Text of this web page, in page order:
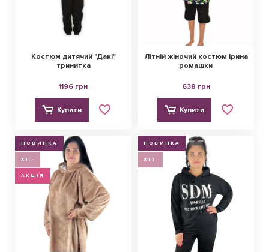
Костюм дитячий "Дакі"
тринитка
1196 грн
Купити
Літній жіночий костюм Ірина
ромашки
638 грн
Купити
НОВИНКА
ХІТ
АКЦІЯ
НОВИНКА
ХІТ